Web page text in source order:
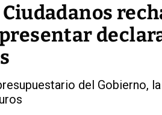
Ciudadanos
del Gobierno,